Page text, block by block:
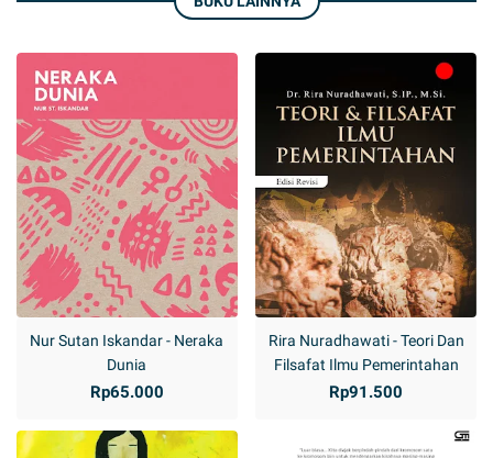
Nur Sutan Iskandar - Neraka
Dunia
Rp65.000
Rira Nuradhawati - Teori Dan
Filsafat Ilmu Pemerintahan
Rp91.500